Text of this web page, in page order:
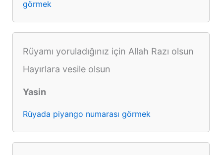
görmek
Rüyamı yoruladığınız için Allah Razı olsun
Hayırlara vesile olsun
Yasin
Rüyada piyango numarası görmek